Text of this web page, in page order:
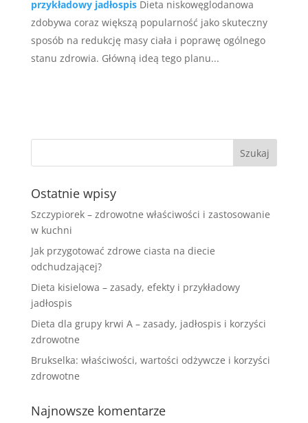
przykładowy jadłospis Dieta niskowęglodanowa
zdobywa coraz większą popularność jako skuteczny
sposób na redukcję masy ciała i poprawę ogólnego
stanu zdrowia. Główną ideą tego planu...
Ostatnie wpisy
Szczypiorek – zdrowotne właściwości i zastosowanie
w kuchni
Jak przygotować zdrowe ciasta na diecie
odchudzającej?
Dieta kisielowa – zasady, efekty i przykładowy
jadłospis
Dieta dla grupy krwi A – zasady, jadłospis i korzyści
zdrowotne
Brukselka: właściwości, wartości odżywcze i korzyści
zdrowotne
Najnowsze komentarze